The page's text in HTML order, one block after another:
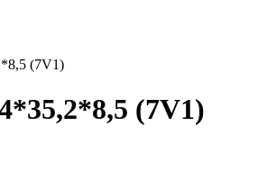
(7V1)
(7V1)